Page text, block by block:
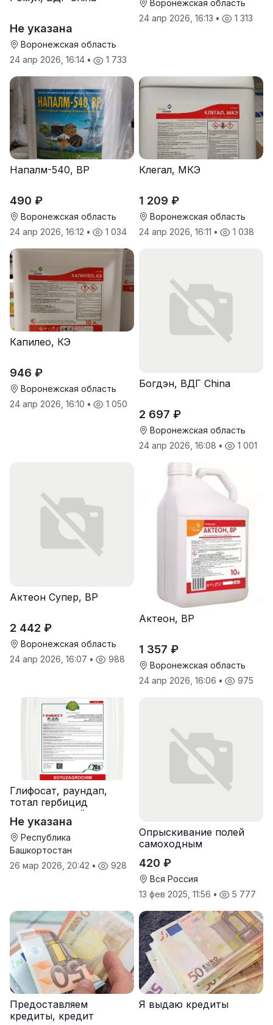
Не указана
Воронежская область
24 апр 2026, 16:14 • 1 733
Воронежская область
24 апр 2026, 16:13 • 1 313
Напалм-540, ВР
490 ₽
Воронежская область
24 апр 2026, 16:12 • 1 034
Клегал, МКЭ
1 209 ₽
Воронежская область
24 апр 2026, 16:11 • 1 038
Капилео, КЭ
946 ₽
Воронежская область
24 апр 2026, 16:10 • 1 050
Богдэн, ВДГ China
2 697 ₽
Воронежская область
24 апр 2026, 16:08 • 1 001
Актеон Супер, ВР
2 442 ₽
Воронежская область
24 апр 2026, 16:07 • 988
Актеон, ВР
1 357 ₽
Воронежская область
24 апр 2026, 16:06 • 975
Глифосат, раундап,
тотал гербицид
сплошного действия
Не указана
Республика
Башкортостан
26 мар 2026, 20:42 • 928
Опрыскивание полей
самоходным
Туман-2
420 ₽
Вся Россия
13 фев 2025, 11:56 • 5 777
Предоставляем
кредиты, кредит
Я выдаю кредиты